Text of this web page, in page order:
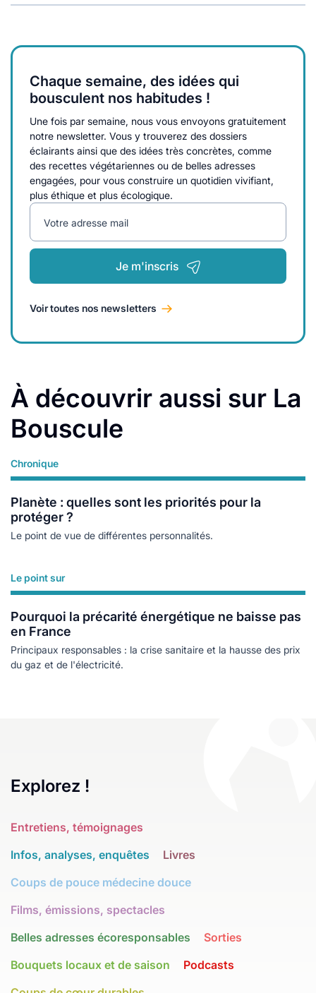
Chaque semaine, des idées qui
bousculent nos habitudes !
Une fois par semaine, nous vous envoyons gratuitement
notre newsletter. Vous y trouverez des dossiers
éclairants ainsi que des idées très concrètes, comme
des recettes végétariennes ou de belles adresses
engagées, pour vous construire un quotidien vivifiant,
plus éthique et plus écologique.
Votre adresse mail
Je m'inscris
Voir toutes nos newsletters
À découvrir aussi sur La
Bouscule
Chronique
Planète : quelles sont les priorités pour la
protéger ?
Le point de vue de différentes personnalités.
Lire plus
Le point sur
Pourquoi la précarité énergétique ne baisse pas
en France
Principaux responsables : la crise sanitaire et la hausse des prix
du gaz et de l'électricité.
Lire plus
Explorez !
Entretiens, témoignages
Infos, analyses, enquêtes
Livres
Coups de pouce médecine douce
Films, émissions, spectacles
Belles adresses écoresponsables
Sorties
Bouquets locaux et de saison
Podcasts